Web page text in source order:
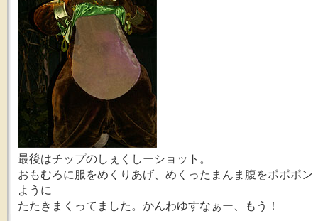
最後はチップのしぇくしーショット。
おもむろに服をめくりあげ、めくったまんま腹をポポポン
ように
たたきまくってました。かんわゆすなぁー、もう！